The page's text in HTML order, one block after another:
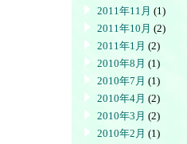
2011年11月 (1)
2011年10月 (2)
2011年1月 (2)
2010年8月 (1)
2010年7月 (1)
2010年4月 (2)
2010年3月 (2)
2010年2月 (1)